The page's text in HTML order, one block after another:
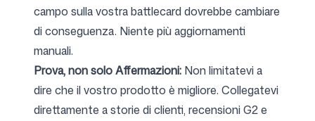
campo sulla vostra battlecard dovrebbe cambiare
di conseguenza. Niente più aggiornamenti
manuali.
Prova, non solo Affermazioni: Non limitatevi a
dire che il vostro prodotto è migliore. Collegatevi
direttamente a storie di clienti, recensioni G2 e